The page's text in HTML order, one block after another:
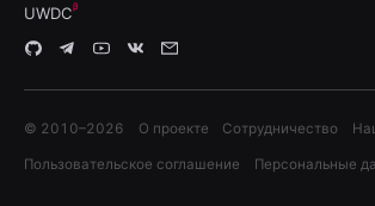
UWDC
© 2010–2026 О проекте Сотрудничество
Пользовательское соглашение Персональные